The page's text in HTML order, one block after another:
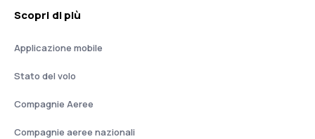
Scopri di più
Applicazione mobile
Stato del volo
Compagnie Aeree
Compagnie aeree nazionali